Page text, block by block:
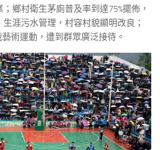
鄉村衛生茅廁普及率到達75%擺佈，
涯污水管理，村容村貌顯明改良；
術運動，遭到群眾廣泛接待。